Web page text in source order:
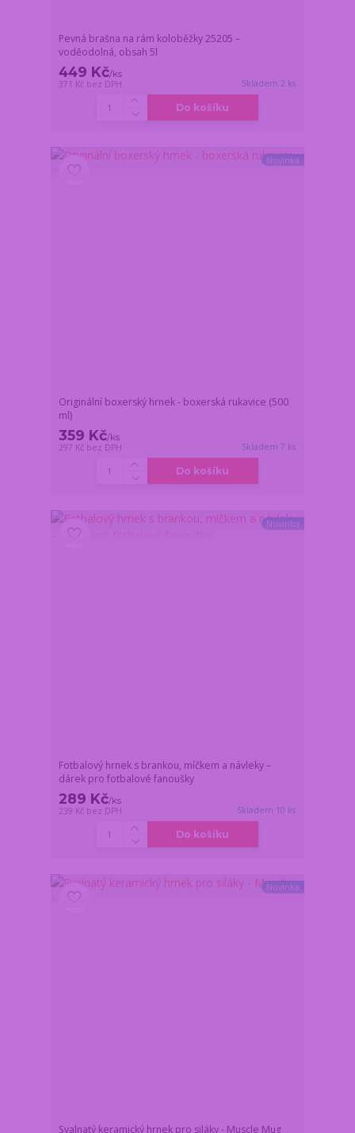
Pevná brašna na rám koloběžky 25205 –
voděodolná, obsah 5l
449 Kč/ks
371 Kč bez DPH Skladem 2 ks
Do košíku
Novinka
Originální boxerský hrnek - boxerská rukavice (500
ml)
359 Kč/ks
297 Kč bez DPH Skladem 7 ks
Do košíku
Novinka
Fotbalový hrnek s brankou, míčkem a návleky –
dárek pro fotbalové fanoušky
289 Kč/ks
239 Kč bez DPH Skladem 10 ks
Do košíku
Novinka
Svalnatý keramický hrnek pro siláky - Muscle Mug